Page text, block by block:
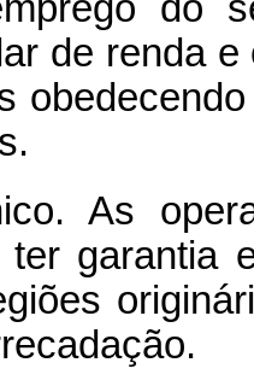
de renda
As
garantia